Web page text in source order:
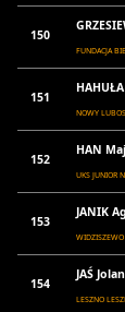
150
FUNDACJA
151
NOWY
152
HAN
UKS JUNIOR
153
JANIK
WIDZISZEWO
154
JAŚ
LESZNO